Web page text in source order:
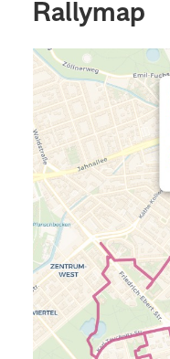
Rallymap